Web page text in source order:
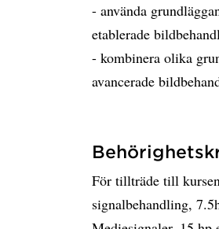
- använda
etablerade
- kombinera olika
avancerade
För tillträde till
signalbehandling,